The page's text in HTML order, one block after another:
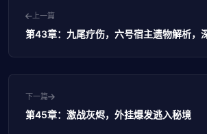
上一篇
第43章：九尾疗伤，六号宿主遗物解析，
下一篇
第45章：激战灰烬，外挂爆发逃入秘境